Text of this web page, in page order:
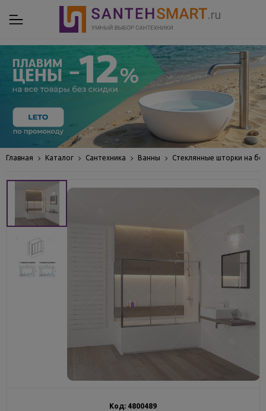
Главная Каталог Сантехника Ванны Стеклянные шторки на
Код: 4800489